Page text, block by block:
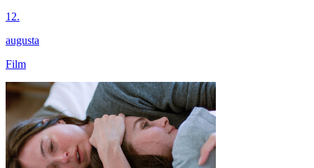
12.
augusta
Film